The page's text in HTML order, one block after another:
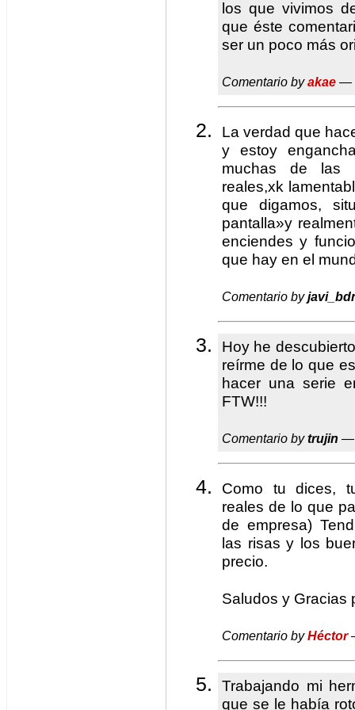
los que vivimos
que éste
ser un poco más
Comentario byakae —
La verdad que
y estoy
muchas de las
reales,xk
que digamos,
pantalla»y
enciendes y
que hay en el
Comentario by
Hoy he
reírme de lo que
hacer una serie
FTW!!!
Comentario bytrujin —
Como tu dices,
reales de lo que
de empresa)
las risas y los
precio.
Saludos y Gracias
Comentario byHéctor
Trabajando mi
que se le había